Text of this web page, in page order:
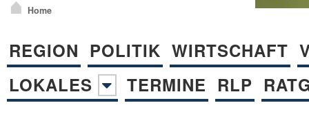
Home
REGION POLITIK WIRTSCHAFT
LOKALES
TERMINE RLP